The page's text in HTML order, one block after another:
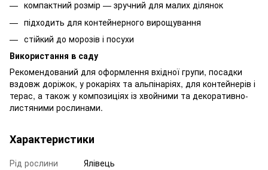
компактний розмір — зручний для малих ділянок
підходить для контейнерного вирощування
стійкий до морозів і посухи
Використання в саду
Рекомендований для оформлення вхідної групи, посадки
вздовж доріжок, у рокаріях та альпінаріях, для контейнерів і
терас, а також у композиціях із хвойними та декоративно-
листяними рослинами.
Характеристики
Рід рослини
Ялівець